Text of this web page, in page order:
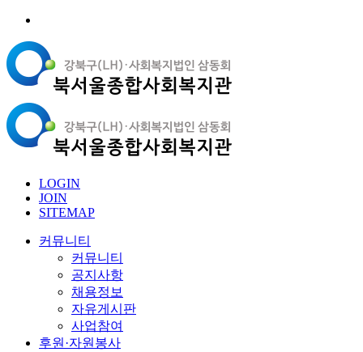
LOGIN
JOIN
SITEMAP
커뮤니티
커뮤니티
공지사항
채용정보
자유게시판
사업참여
후원·자원봉사